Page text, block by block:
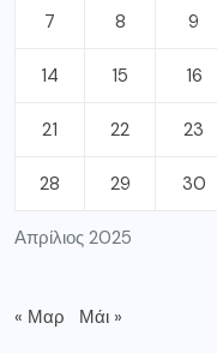
Απρίλιος 2025
7 8 9
14 15 16
21 22 23
28 29 30
« Μαρ Μάι »